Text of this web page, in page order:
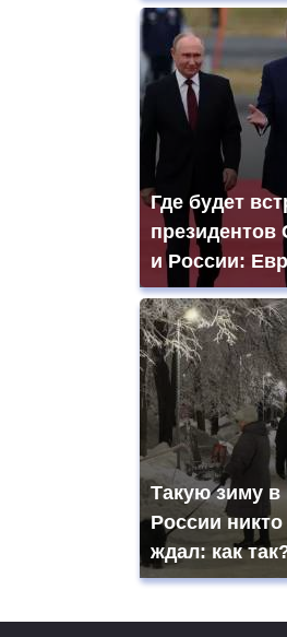
Где будет
и России:
Такую зиму в
России никто
ждал: как